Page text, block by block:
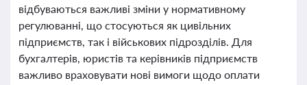
відбуваються важливі зміни у нормативному
регулюванні, що стосуються як цивільних
підприємств, так і військових підрозділів. Для
бухгалтерів, юристів та керівників підприємств
важливо враховувати нові вимоги щодо оплати